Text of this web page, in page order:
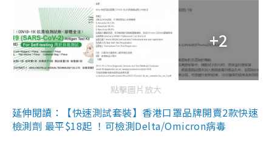
+2
點擊圖片放大
延伸閱讀：【快速測試套裝】香港口罩品牌開賣2款快速
檢測劑 最平$18起 ！可檢測Delta/Omicron病毒